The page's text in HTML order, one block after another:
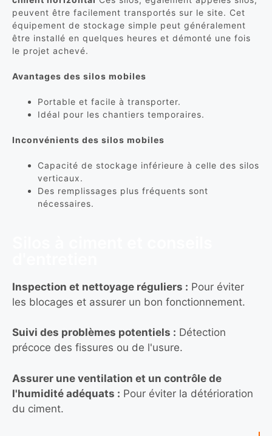
peuvent être facilement transportés sur le site. Cet
équipement de stockage simple peut généralement
être installé en quelques heures et démonté une fois
le projet achevé.
Avantages des silos mobiles
Portable et facile à transporter.
Idéal pour les chantiers temporaires.
Inconvénients des silos mobiles
Capacité de stockage inférieure à celle des silos
verticaux.
Des remplissages plus fréquents sont
nécessaires.
Inspection et nettoyage réguliers : Pour éviter
les blocages et assurer un bon fonctionnement.
Suivi des problèmes potentiels : Détection
précoce des fissures ou de l'usure.
Assurer une ventilation et un contrôle de
l'humidité adéquats : Pour éviter la détérioration
du ciment.